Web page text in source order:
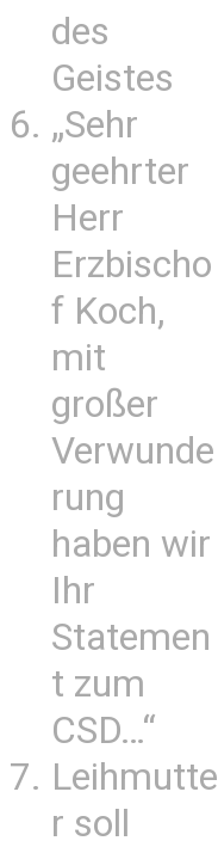
des
Geistes
„Sehr
geehrter
Herr
Erzbischo
f Koch,
mit
großer
Verwunde
rung
haben wir
Ihr
Statemen
t zum
CSD…“
Leihmutte
r soll